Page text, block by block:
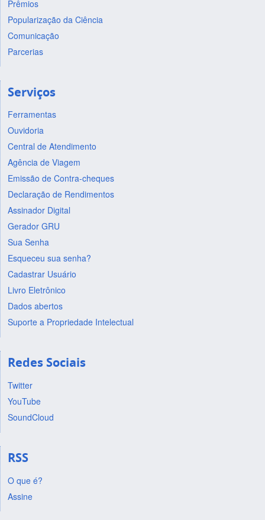
Prêmios
Popularização da Ciência
Comunicação
Parcerias
Serviços
Ferramentas
Ouvidoria
Central de Atendimento
Agência de Viagem
Emissão de Contra-cheques
Declaração de Rendimentos
Assinador Digital
Gerador GRU
Sua Senha
Esqueceu sua senha?
Cadastrar Usuário
Livro Eletrônico
Dados abertos
Suporte a Propriedade Intelectual
Redes Sociais
Twitter
YouTube
SoundCloud
RSS
O que é?
Assine